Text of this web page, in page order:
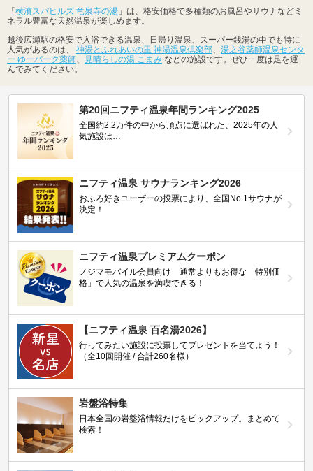
「横濱スパヒルズ 竜泉寺の湯 」は、格安価格で多種類のお風呂やサウナなどミ
ネラル豊富な天然温泉が楽しめます。
越後広瀬駅の格安で入浴できる温泉、日帰り温泉、スーパー銭湯の中でも特に
人気があるのは、 神湯とふれあいの里 神湯温泉倶楽部、 湯之谷薬師温泉センタ
ー ゆーパーク薬師、 見晴らしの湯 こまみ などの施設です。ぜひ一度は足を運
んでみてください。
第20回ニフティ温泉年間ランキング2025
全国約2.2万件の中から頂点に選ばれた、2025年の人
気施設は…
ニフティ温泉 サウナランキング2026
おふろ好きユーザーの投票により、全国No.1サウナが
決定！
ニフティ温泉プレミアムクーポン
ノジマモバイル会員向け 通常よりもお得な「特別価
格」で人気の温泉を満喫できる！
【ニフティ温泉 百名湯2026】
行ってみたい施設に投票してプレゼントを当てよう！
（全10回開催 / 合計260名様）
岩盤浴特集
日本全国の岩盤浴情報だけをピックアップ。まとめて
検索！